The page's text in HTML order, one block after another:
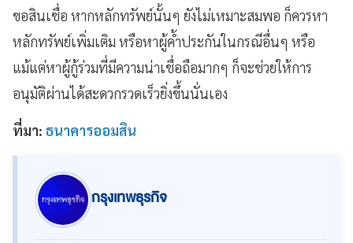
ขอสินเชื่อ หากหลักทรัพย์นั้นๆ ยังไม่เหมาะสมพอ ก็ควรหา
หลักทรัพย์เพิ่มเติม หรือหาผู้ค้ำประกันในกรณีอื่นๆ หรือ
แม้แต่หาผู้กู้ร่วมที่มีความน่าเชื่อถือมากๆ ก็จะช่วยให้การ
อนุมัติผ่านได้สะดวกรวดเร็วยิ่งขึ้นนั่นเอง
ที่มา: ธนาคารออมสิน
กรุงเทพธุรกิจ